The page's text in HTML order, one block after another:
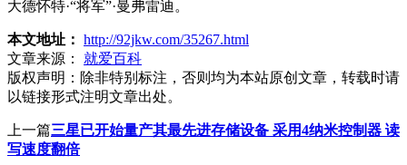
大德怀特·“将军”·曼弗雷迪。
本文地址： http://92jkw.com/35267.html
文章来源：
就爱百科
版权声明： 除非特别标注，否则均为本站原创文章，转载时请
以链接形式注明文章出处。
上一篇三星已开始量产其最先进存储设备 采用4纳米控制器 读
写速度翻倍